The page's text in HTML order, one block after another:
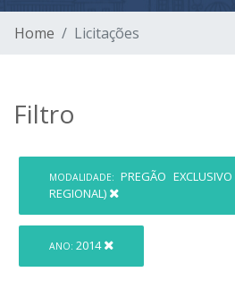
Home Licitações
Filtro
MODALIDADE: PREGÃO
REGIONAL)
ANO: 2014